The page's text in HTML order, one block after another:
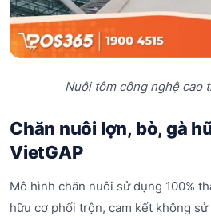
Nuôi tôm công nghệ cao
Chăn nuôi lợn, bò, gà
VietGAP
Mô hình chăn nuôi sử dụng 100%
hữu cơ phối trộn, cam kết không